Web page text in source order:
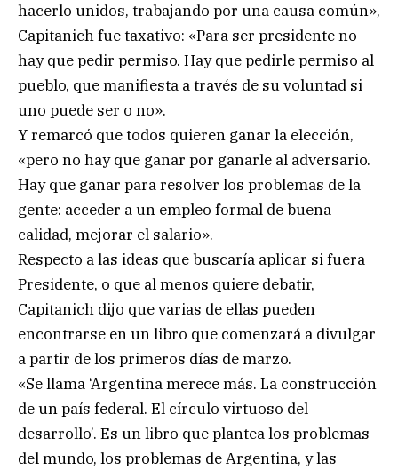
hacerlo unidos, trabajando por una causa común»,
Capitanich fue taxativo: «Para ser presidente no
hay que pedir permiso. Hay que pedirle permiso al
pueblo, que manifiesta a través de su voluntad si
uno puede ser o no».
Y remarcó que todos quieren ganar la elección,
«pero no hay que ganar por ganarle al adversario.
Hay que ganar para resolver los problemas de la
gente: acceder a un empleo formal de buena
calidad, mejorar el salario».
Respecto a las ideas que buscaría aplicar si fuera
Presidente, o que al menos quiere debatir,
Capitanich dijo que varias de ellas pueden
encontrarse en un libro que comenzará a divulgar
a partir de los primeros días de marzo.
«Se llama ‘Argentina merece más. La construcción
de un país federal. El círculo virtuoso del
desarrollo’. Es un libro que plantea los problemas
del mundo, los problemas de Argentina, y las